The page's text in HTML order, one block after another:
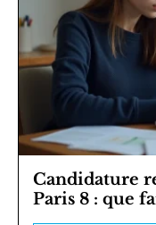
Candidature
Paris 8 : que